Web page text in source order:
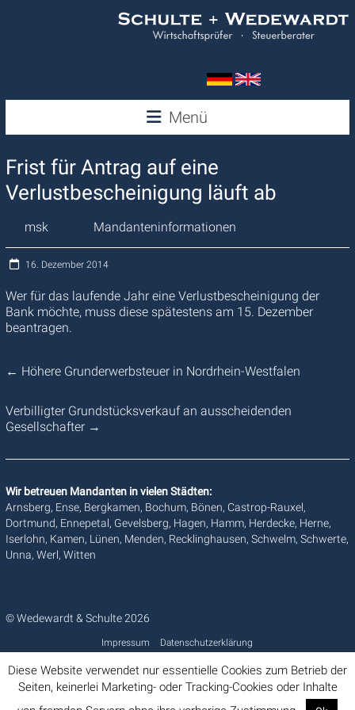
Wedewardt
&
Schulte
Menü
Frist für Antrag auf eine
Verlustbescheinigung läuft ab
msk Mandanteninformationen
16. Dezember 2014
Wer für das laufende Jahr eine Verlustbescheinigung der
Bank möchte, muss diese spätestens am 15. Dezember
beantragen.
← Höhere Grunderwerbsteuer in Nordrhein-Westfalen
Verbilligter Grundstücksverkauf an ausscheidenden
Gesellschafter →
Wir betreuen Mandanten in vielen Städten:
Arnsberg, Ense, Bergkamen, Bochum, Bönen, Castrop-Rauxel,
Dortmund, Ennepetal, Gevelsberg, Hagen, Hamm, Herdecke, Herne,
Iserlohn, Kamen, Lünen, Menden, Recklinghausen, Schwelm, Schwerte,
Unna, Werl, Witten
© Wedewardt & Schulte 2026
Impressum Datenschutzerklärung
Diese Website verwendet nur essentielle Cookies zum Betrieb der
Seiten, keinerlei Marketing- oder Tracking-Cookies oder Inhalte